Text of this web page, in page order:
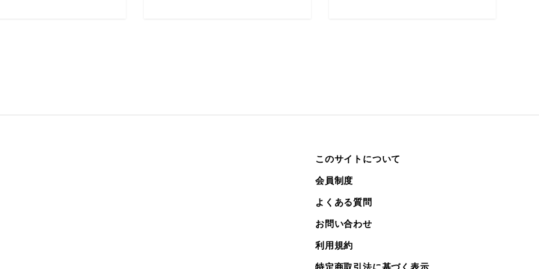
このサイトについて
会員制度
よくある質問
お問い合わせ
利用規約
特定商取引法に基づく表示